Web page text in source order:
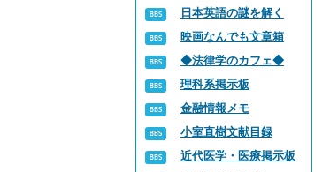
日本英語の謎を解く
映画なんでも文章箱
◆法律学のカフェ◆
理科系掲示板
金融情報メモ
小室直樹文献目録
近代医学・医療掲示板